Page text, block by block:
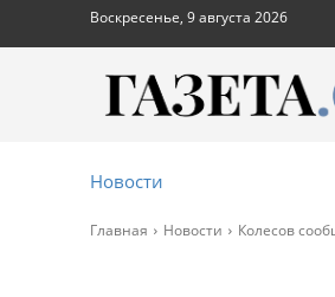
Воскресенье, 9 августа 2026
Новости
Главная Новости Колесов